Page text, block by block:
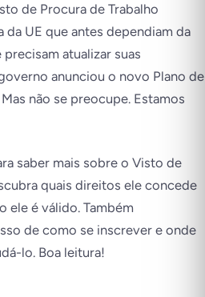
de Procura de Trabalho
da UE que antes dependiam da
atualizar suas
anunciou o novo Plano de
não se preocupe. Estamos
saber mais sobre o Visto de
quais direitos ele concede
ele é válido. Também
de como se inscrever e onde
lo. Boa leitura!